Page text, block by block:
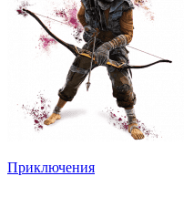
Приключения